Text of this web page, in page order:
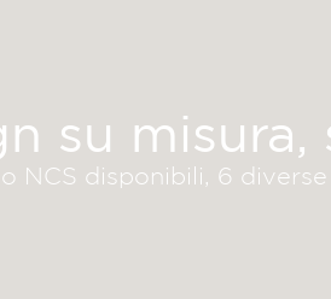
su misura,
NCS disponibili, 6